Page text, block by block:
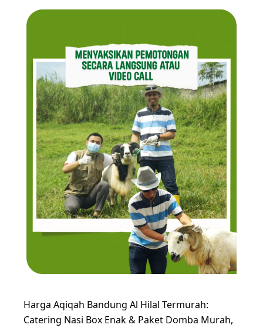
Harga Aqiqah Bandung Al Hilal Termurah:
Catering Nasi Box Enak & Paket Domba Murah,